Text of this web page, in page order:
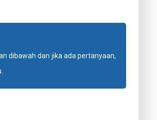
dibawah dan jika ada pertanyaan,